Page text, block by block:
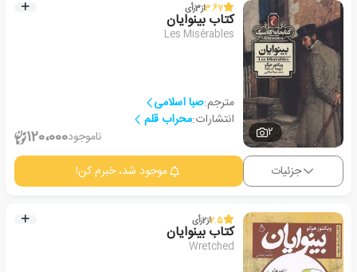
2
3.67از3رأی
کتاب بینوایان
Les Misérables
مترجم:صبا اسلامی
انتشارات:محراب قلم
ناموجود120،000
جزئیات موجود شد، خبرم کن!
2.5از2رأی
کتاب بینوایان
Wretched